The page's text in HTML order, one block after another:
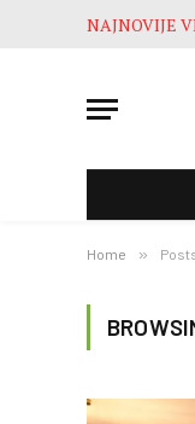
NAJNOVIJE
Home »